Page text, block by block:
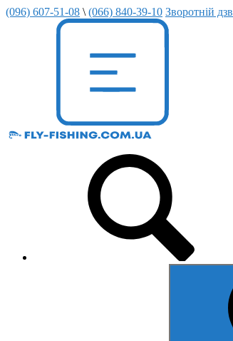
(096) 607-51-08 \ (066) 840-39-10 Зворотній